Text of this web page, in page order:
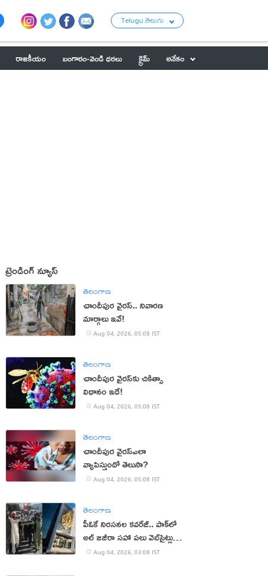
Telugu తెలుగు
రాజకీయం బంగారం-వెండి ధరలు క్రైమ్
అనేకం
ట్రెండింగ్ న్యూస్
తెలంగాణ
చాందీపుర వైరస్.. నివారణ
మార్గాలు ఇవే!
Aug 04, 2026, 05:08 IST
తెలంగాణ
చాందీపుర వైరస్‌కు చికిత్సా
విధానం ఇదే!
Aug 04, 2026, 05:08 IST
తెలంగాణ
చాందీపుర వైరస్ఎలా
వ్యాపిస్తుందో తెలుసా?
Aug 04, 2026, 05:08 IST
తెలంగాణ
పీఓకే నిరసనల కవరేజ్.. పాక్‌లో
అల్ జజీరా సహా పలు వెబ్‌సైట్లు
బంద్Aug 04, 2026, 03:08 IST